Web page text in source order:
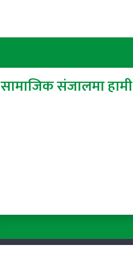
सामाजिक संजालमा हामी